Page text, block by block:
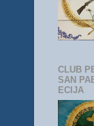
CLUB
SAN
ECIJA